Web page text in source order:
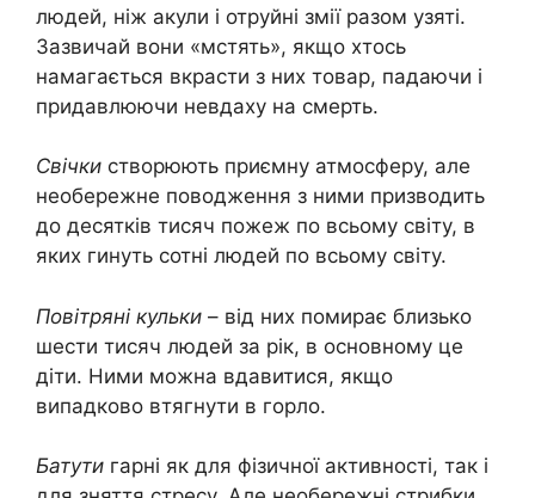
людей, ніж акули і отруйні змії разом узяті.
Зазвичай вони «мстять», якщо хтось
намагається вкрасти з них товар, падаючи і
придавлюючи невдаху на смерть.
Свічки створюють приємну атмосферу, але
необережне поводження з ними призводить
до десятків тисяч пожеж по всьому світу, в
яких гинуть сотні людей по всьому світу.
Повітряні кульки – від них помирає близько
шести тисяч людей за рік, в основному це
діти. Ними можна вдавитися, якщо
випадково втягнути в горло.
Батути гарні як для фізичної активності, так і